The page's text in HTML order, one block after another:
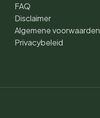
FAQ
Disclaimer
Algemene voorwaarden
Privacybeleid